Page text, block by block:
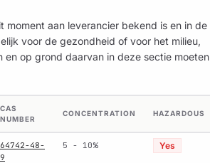
aan leverancier bekend is en in de
voor de gezondheid of voor het milieu,
en op grond daarvan in deze sectie moeten
CAS
NUMBER
CONCENTRATION HAZARDOUS
64742-48-
9
5 - 10% Yes